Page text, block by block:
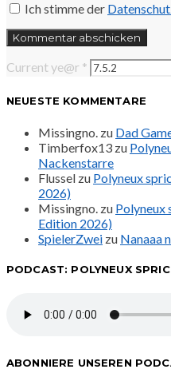
Ich stimme der
Current ye@r *
NEUESTE KOMMENTARE
Missingno. zu Dad
Timberfox13 zu
Nackenstarre
Flussel zu Polyneux
2026)
Missingno. zu Polyneux
Edition 2026)
SpielerZwei zu Nanaaa
PODCAST: POLYNEUX
ABONNIERE UNSEREN